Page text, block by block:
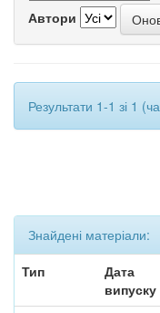
Автори
Результати 1-1 зі 1
Знайдені матеріали:
Тип
Дата
випуску